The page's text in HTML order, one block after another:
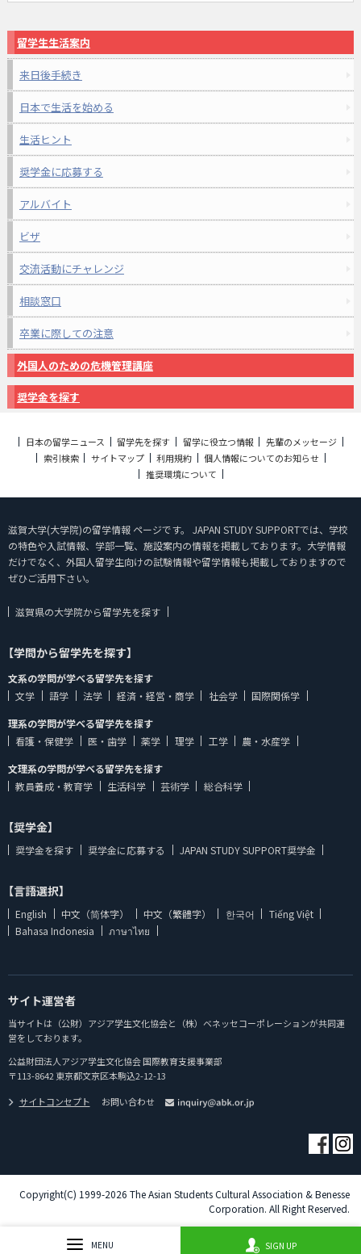
留学生生活案内
来日後手続き
日本で生活を始める
生活ヒント
奨学金に応募する
アルバイト
ビザ
交流活動にチャレンジ
相談窓口
卒業に際しての注意
外国人のための危機管理講座
奨学金を探す
日本の留学ニュース 留学先を探す 留学に役立つ情報
先輩のメッセージ
索引検索
サイトマップ 利用規約
個人情報についてのお知らせ
推奨環境について
滋賀大学(大学院)の留学情報 ページです。 JAPAN STUDY SUPPORTでは、学校
の特色や入試情報、学部一覧、施設案内の情報を掲載しております。大学情報
だけでなく、外国人留学生向けの試験情報や留学情報も掲載しておりますので
ぜひご活用下さい。
滋賀県の大学院から留学先を探す
【学問から留学先を探す】
文系の学問が学べる留学先を探す
文学
語学 法学 経済・経営・商学 社会学
国際関係学
理系の学問が学べる留学先を探す
看護・保健学
医・歯学 薬学 理学 工学
農・水産学
文理系の学問が学べる留学先を探す
教員養成・教育学
生活科学 芸術学 総合科学
【奨学金】
奨学金を探す 奨学金に応募する JAPAN STUDY SUPPORT奨学金
【言語選択】
English 中文（简体字） 中文（繁體字） 한국어
Tiếng Việt
Bahasa Indonesia
ภาษาไทย
サイト運営者
当サイトは（公財）アジア学生文化協会と（株）ベネッセコーポレーションが共同運
営をしております。
公益財団法人アジア学生文化協会 国際教育支援事業部
〒113-8642 東京都文京区本駒込2-12-13
サイトコンセプト
お問い合わせ
Copyright(C) 1999-2026 The Asian Students Cultural Association & Benesse
Corporation. All Right Reserved.
MENU SIGN UP